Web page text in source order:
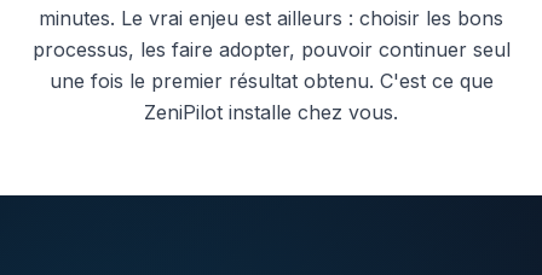
minutes. Le vrai enjeu est ailleurs : choisir les bons
processus, les faire adopter, pouvoir continuer seul
une fois le premier résultat obtenu. C'est ce que
ZeniPilot installe chez vous.